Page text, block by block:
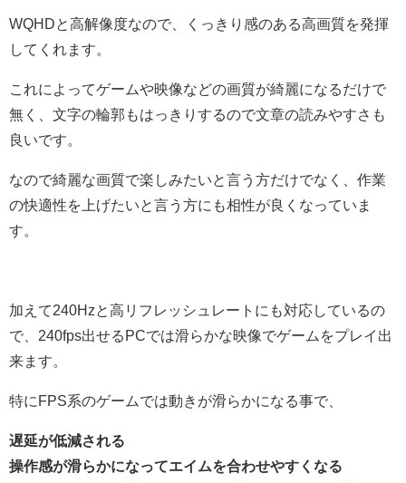
WQHDと高解像度なので、くっきり感のある高画質を発揮
してくれます。
これによってゲームや映像などの画質が綺麗になるだけで
無く、文字の輪郭もはっきりするので文章の読みやすさも
良いです。
なので綺麗な画質で楽しみたいと言う方だけでなく、作業
の快適性を上げたいと言う方にも相性が良くなっていま
す。
加えて240Hzと高リフレッシュレートにも対応しているの
で、240fps出せるPCでは滑らかな映像でゲームをプレイ出
来ます。
特にFPS系のゲームでは動きが滑らかになる事で、
遅延が低減される
操作感が滑らかになってエイムを合わせやすくなる